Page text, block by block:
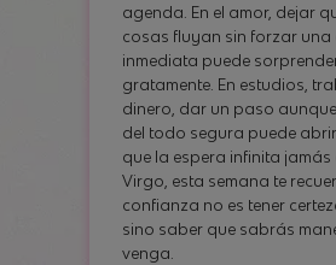
agenda. En el amor, dejar
cosas fluyan sin forzar una
inmediata puede
gratamente. En estudios,
dinero, dar un paso
del todo segura puede
que la espera infinita jamás
Virgo, esta semana te
confianza no es tener
sino saber que sabrás
venga.